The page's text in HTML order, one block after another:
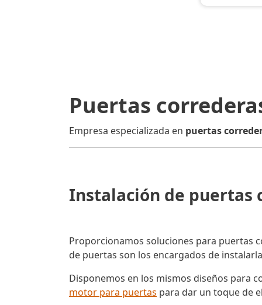
Puertas
Empresa especializada en puertas
Instalación de puertas
Proporcionamos soluciones para puertas
de puertas son los encargados de
Disponemos en los mismos diseños para
motor para puertas para dar un toque de